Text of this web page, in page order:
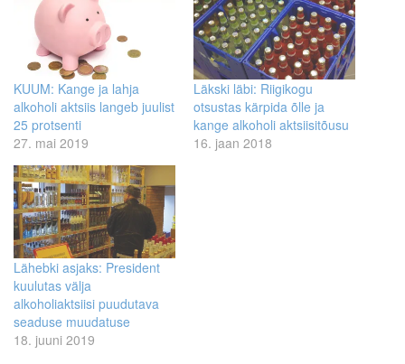
KUUM: Kange ja lahja
alkoholi aktsiis langeb juulist
25 protsenti
27. mai 2019
Läkski läbi: Riigikogu
otsustas kärpida õlle ja
kange alkoholi aktsiisitõusu
16. jaan 2018
Lähebki asjaks: President
kuulutas välja
alkoholiaktsiisi puudutava
seaduse muudatuse
18. juuni 2019